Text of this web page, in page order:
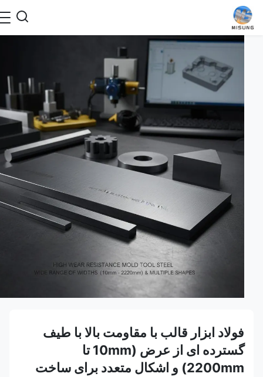
فولاد ابزار قالب با مقاومت بالا با طیف
گسترده ای از عرض (10mm تا
2200mm) و اشکال متعدد برای ساخت